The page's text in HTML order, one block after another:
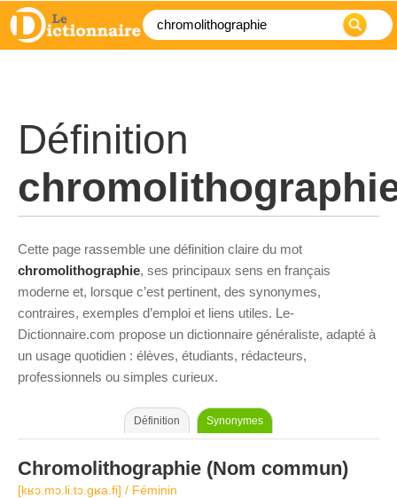
Définition
Cette page rassemble une définition claire du mot
chromolithographie, ses principaux sens en français
moderne et, lorsque c’est pertinent, des synonymes,
contraires, exemples d’emploi et liens utiles. Le-
Dictionnaire.com propose un dictionnaire généraliste, adapté à
un usage quotidien : élèves, étudiants, rédacteurs,
professionnels ou simples curieux.
Définition Synonymes
Chromolithographie (Nom commun)
[kʁɔ.mɔ.li.tɔ.ɡʁa.fi] / Féminin